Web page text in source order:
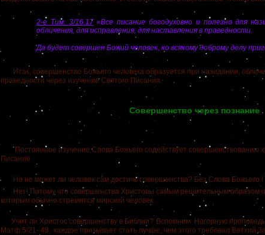
2-е Тим. 3/16,17«Все писание богодуховно и полезно для
обличения, для исправления, для наставления в праведности.
Да будет совершен Божий человек, ко всякому доброму делу
Итак, совершенство Божьего человека образуется при назидании,
праведности через изучение Святого Писания.
Совершенство через познание
Постоянное изучение Слова Божьего содействует совершенствованию
Писание.
Но не может ли человек сам достичь совершенства? Без Слова Божьего !
Нет! Потому что совершенства Христовы самым решительным образом
которым обычно стремится мирской человек.
Учит ли Христос совершенству в Библии? Вспомним Нагорную
Матф.5/21- 48, каждое призывает стать лучше, чем этого требовал Ветхий